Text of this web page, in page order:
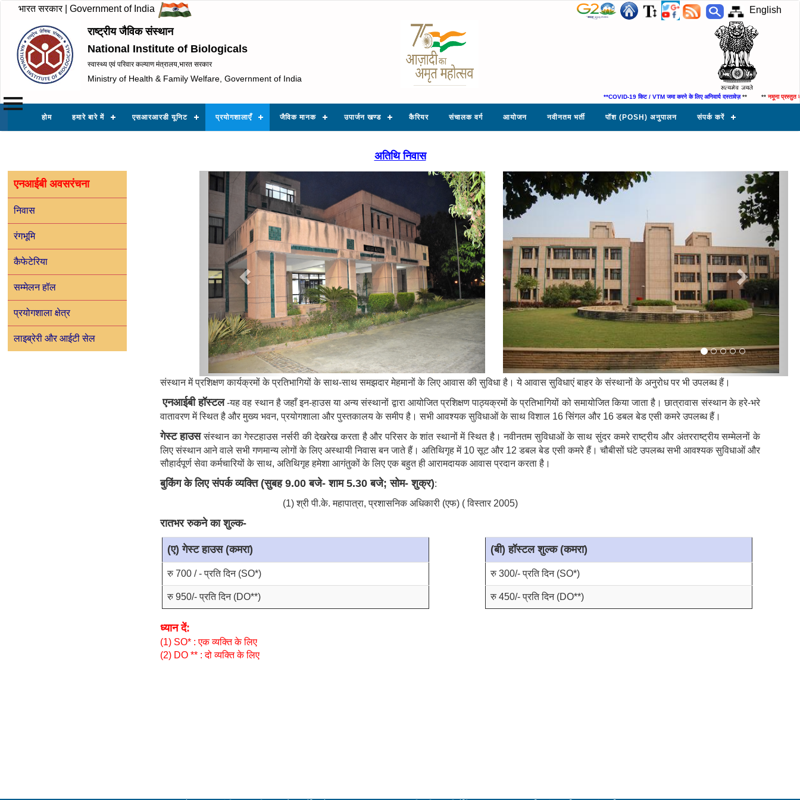
भारत सरकार | Government of India English
राष्ट्रीय जैविक संस्थान
National Institute of Biologicals
स्वास्थ्य एवं परिवार कल्याण मंत्रालय,भारत सरकार
Ministry of Health & Family Welfare, Government of India
**COVID-19 किट / VTM जमा करने के लिए अनिवार्य दस्तावेज़** ** नमूना प्रस्तुत करने के
होम हमारे बारे में एसआरआरडी यूनिट प्रयोगशालाएँ जैविक मानक उपार्जन खण्ड कैरियर संचालक वर्ग आयोजन नवीनतम भर्ती पॉश (POSH) अनुपालन संपर्क करें
अतिथि निवास
एनआईबी अवसरंचना
निवास
रंगभूमि
कैफेटेरिया
सम्मेलन हॉल
प्रयोगशाला क्षेत्र
लाइब्रेरी और आईटी सेल
Previous Next
संस्थान में प्रशिक्षण कार्यक्रमों के प्रतिभागियों के साथ-साथ समझदार मेहमानों के लिए आवास की सुविधा है। ये आवास सुविधाएं बाहर के संस्थानों के अनुरोध पर भी उपलब्ध हैं।
एनआईबी हॉस्टल-यह वह स्थान है जहाँ इन-हाउस या अन्य संस्थानों द्वारा आयोजित प्रशिक्षण पाठ्यक्रमों के प्रतिभागियों को समायोजित किया जाता है। छात्रावास संस्थान के हरे-भरे
वातावरण में स्थित है और मुख्य भवन, प्रयोगशाला और पुस्तकालय के समीप है। सभी आवश्यक सुविधाओं के साथ विशाल 16 सिंगल और 16 डबल बेड एसी कमरे उपलब्ध हैं।
गेस्ट हाउससंस्थान का गेस्टहाउस नर्सरी की देखरेख करता है और परिसर के शांत स्थानों में स्थित है। नवीनतम सुविधाओं के साथ सुंदर कमरे राष्ट्रीय और अंतरराष्ट्रीय सम्मेलनों के
लिए संस्थान आने वाले सभी गणमान्य लोगों के लिए अस्थायी निवास बन जाते हैं। अतिथिगृह में 10 सूट और 12 डबल बेड एसी कमरे हैं। चौबीसों घंटे उपलब्ध सभी आवश्यक सुविधाओं और
सौहार्दपूर्ण सेवा कर्मचारियों के साथ, अतिथिगृह हमेशा आगंतुकों के लिए एक बहुत ही आरामदायक आवास प्रदान करता है।
बुकिंग के लिए संपर्क व्यक्ति (सुबह 9.00 बजे- शाम 5.30 बजे; सोम- शुक्र):
(1) श्री पी.के. महापात्रा, प्रशासनिक अधिकारी (एफ) ( विस्तार 2005)
रातभर रुकने का शुल्क-
(ए) गेस्ट हाउस (कमरा)
रु 700 / - प्रति दिन (SO*)
रु 950/- प्रति दिन (DO**)
(बी) हॉस्टल शुल्क (कमरा)
रु 300/- प्रति दिन (SO*)
रु 450/- प्रति दिन (DO**)
ध्यान दें:
(1) SO* : एक व्यक्ति के लिए
(2) DO ** : दो व्यक्ति के लिए